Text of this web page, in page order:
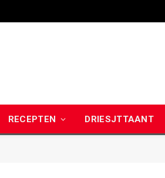
RECEPTEN DRIESJTTAANT